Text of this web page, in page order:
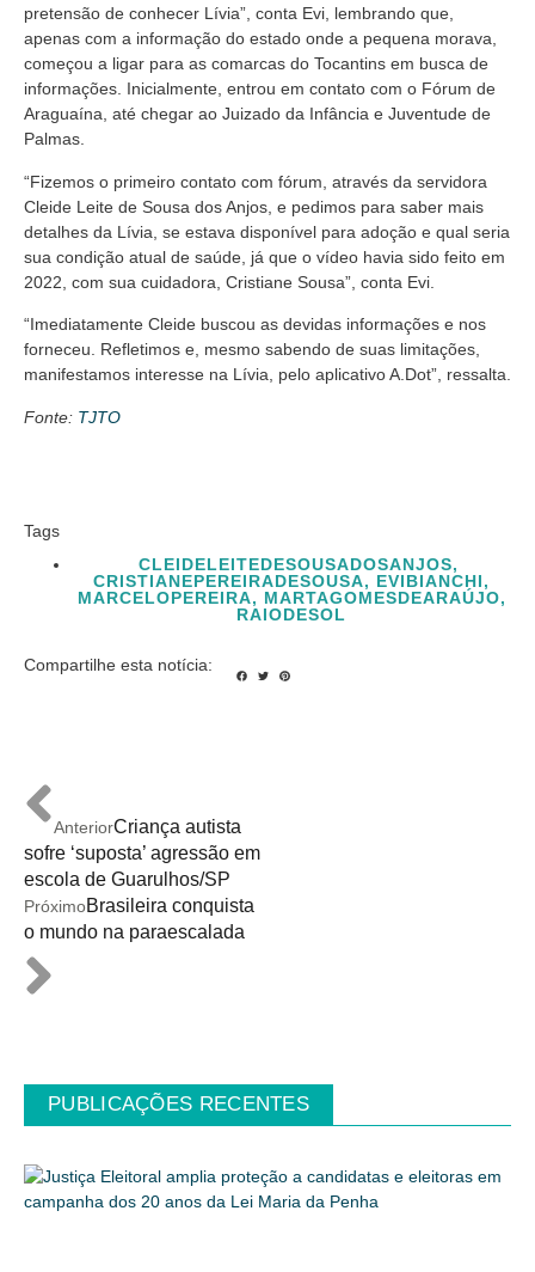
pretensão de conhecer Lívia”, conta Evi, lembrando que,
apenas com a informação do estado onde a pequena morava,
começou a ligar para as comarcas do Tocantins em busca de
informações. Inicialmente, entrou em contato com o Fórum de
Araguaína, até chegar ao Juizado da Infância e Juventude de
Palmas.
“Fizemos o primeiro contato com fórum, através da servidora
Cleide Leite de Sousa dos Anjos, e pedimos para saber mais
detalhes da Lívia, se estava disponível para adoção e qual seria
sua condição atual de saúde, já que o vídeo havia sido feito em
2022, com sua cuidadora, Cristiane Sousa”, conta Evi.
“Imediatamente Cleide buscou as devidas informações e nos
forneceu. Refletimos e, mesmo sabendo de suas limitações,
manifestamos interesse na Lívia, pelo aplicativo A.Dot”, ressalta.
Fonte: TJTO
Tags
CLEIDELEITEDESOUSADOSANJOS,
CRISTIANEPEREIRADESOUSA, EVIBIANCHI,
MARCELOPEREIRA, MARTAGOMESDEARAÚJO,
RAIODESOL
Compartilhe esta notícia:
AnteriorCriança autista
sofre ‘suposta’ agressão em
escola de Guarulhos/SP
PróximoBrasileira conquista
o mundo na paraescalada
PUBLICAÇÕES RECENTES